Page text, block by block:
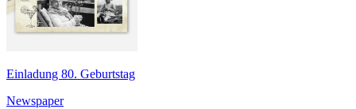
Einladung 80. Geburtstag
Newspaper